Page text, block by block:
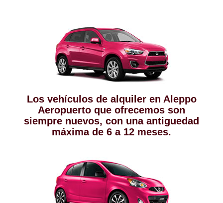
Los vehículos de alquiler en Aleppo
Aeropuerto que ofrecemos son
siempre nuevos, con una antiguedad
máxima de 6 a 12 meses.